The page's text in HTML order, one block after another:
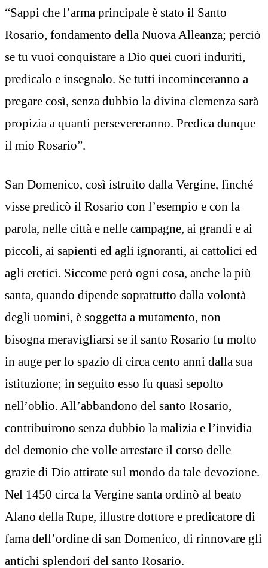
“Sappi che l’arma principale è stato il Santo
Rosario, fondamento della Nuova Alleanza; perciò
se tu vuoi conquistare a Dio quei cuori induriti,
predicalo e insegnalo. Se tutti incominceranno a
pregare così, senza dubbio la divina clemenza sarà
propizia a quanti persevereranno. Predica dunque
il mio Rosario”.
San Domenico, così istruito dalla Vergine, finché
visse predicò il Rosario con l’esempio e con la
parola, nelle città e nelle campagne, ai grandi e ai
piccoli, ai sapienti ed agli ignoranti, ai cattolici ed
agli eretici. Siccome però ogni cosa, anche la più
santa, quando dipende soprattutto dalla volontà
degli uomini, è soggetta a mutamento, non
bisogna meravigliarsi se il santo Rosario fu molto
in auge per lo spazio di circa cento anni dalla sua
istituzione; in seguito esso fu quasi sepolto
nell’oblio. All’abbandono del santo Rosario,
contribuirono senza dubbio la malizia e l’invidia
del demonio che volle arrestare il corso delle
grazie di Dio attirate sul mondo da tale devozione.
Nel 1450 circa la Vergine santa ordinò al beato
Alano della Rupe, illustre dottore e predicatore di
fama dell’ordine di san Domenico, di rinnovare gli
antichi splendori del santo Rosario.